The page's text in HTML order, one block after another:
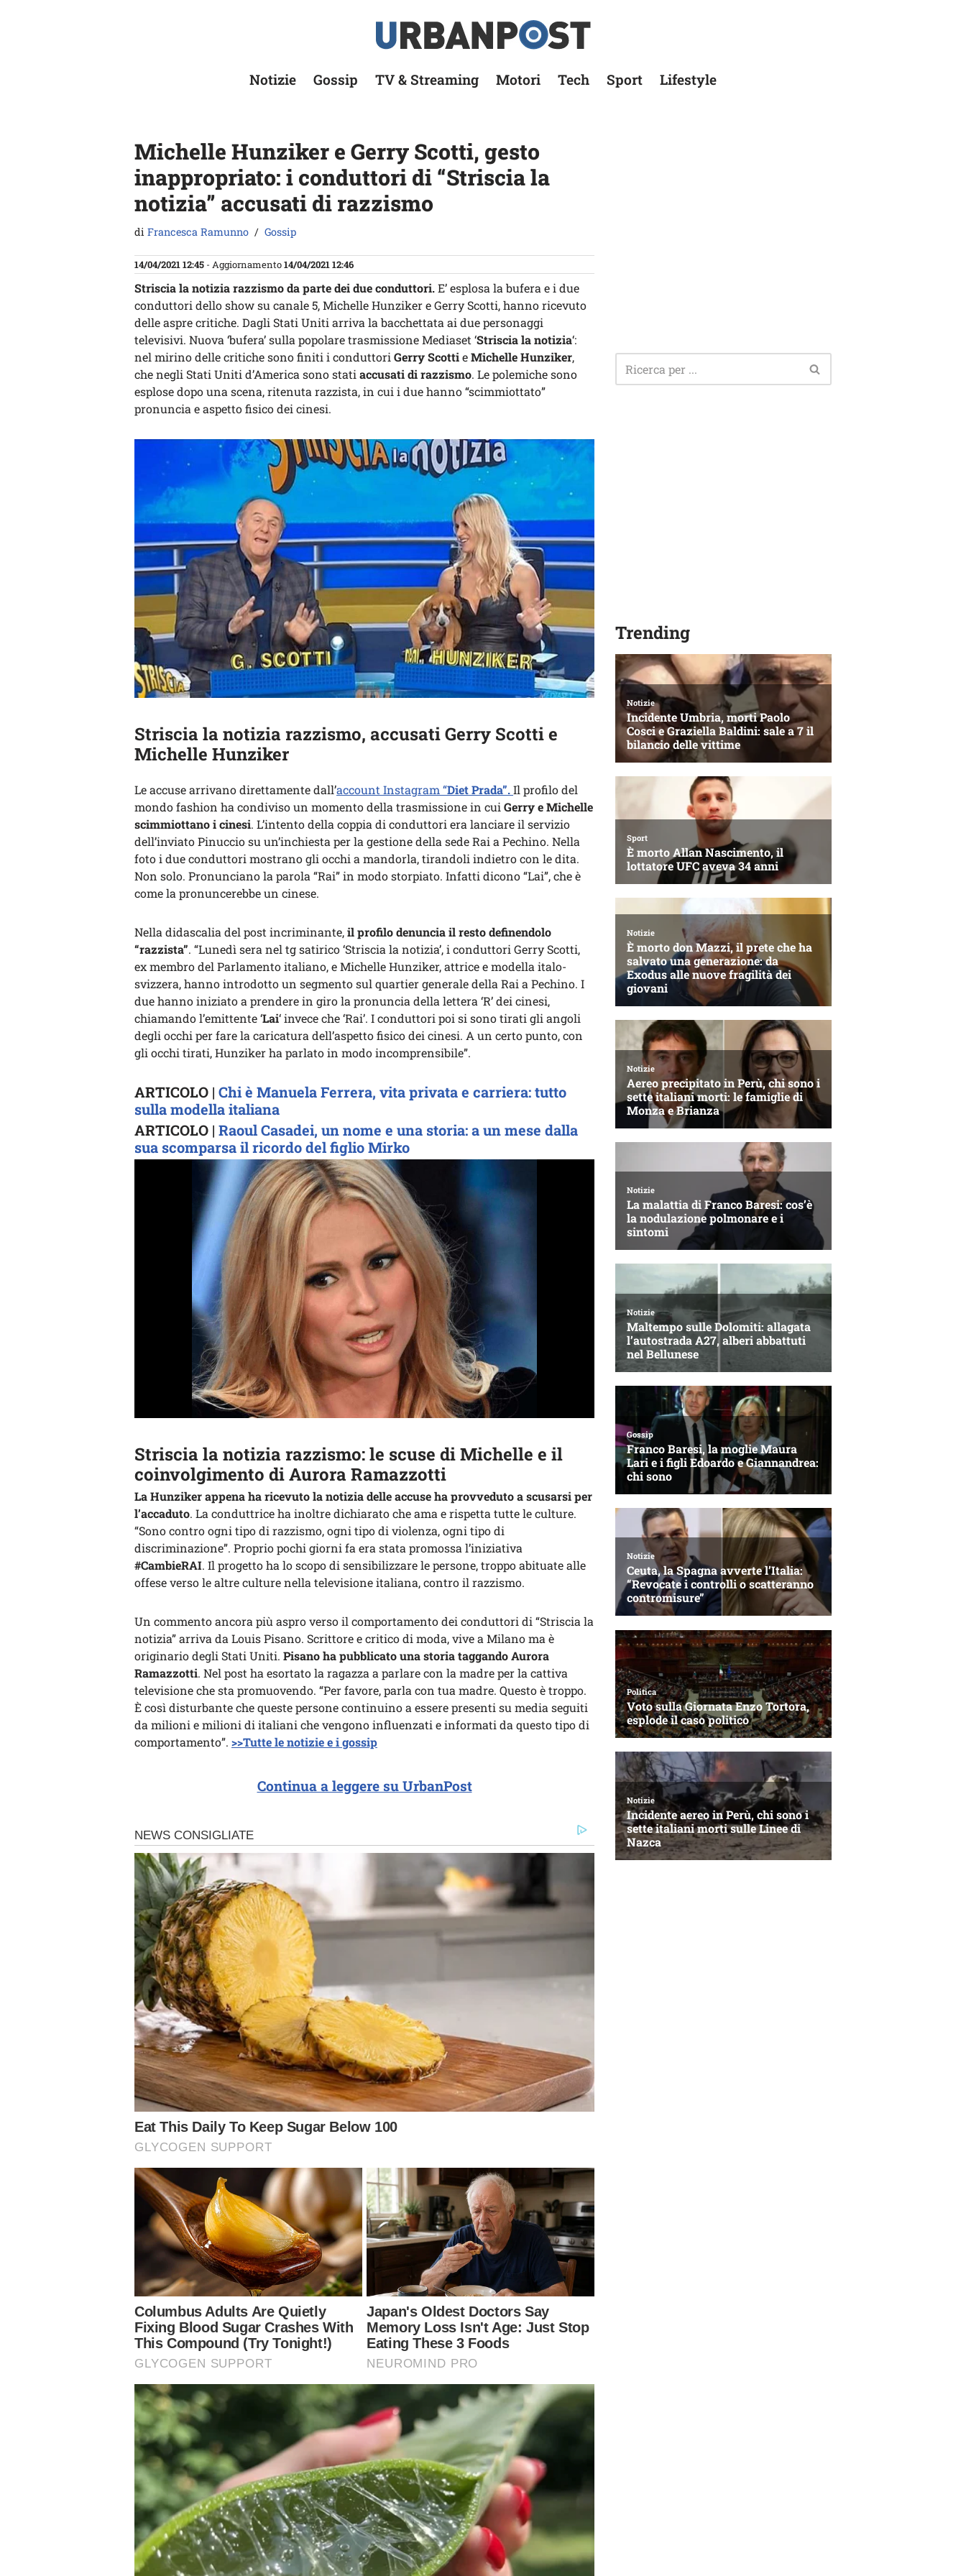
Notizie Gossip TV & Streaming Motori Tech Sport Lifestyle
Michelle Hunziker e Gerry Scotti, gesto
inappropriato: i conduttori di “Striscia la
notizia” accusati di razzismo
di Francesca Ramunno Gossip
14/04/2021 12:45 - Aggiornamento14/04/2021 12:46
Striscia la notizia razzismo da parte dei due conduttori.E’ esplosa la bufera e i due
conduttori dello show su canale 5, Michelle Hunziker e Gerry Scotti, hanno ricevuto
delle aspre critiche. Dagli Stati Uniti arriva la bacchettata ai due personaggi
televisivi. Nuova ‘bufera’ sulla popolare trasmissione Mediaset ‘Striscia la notizia‘:
nel mirino delle critiche sono finiti i conduttori Gerry ScottieMichelle Hunziker,
che negli Stati Uniti d’America sono stati accusati di razzismo. Le polemiche sono
esplose dopo una scena, ritenuta razzista, in cui i due hanno “scimmiottato”
pronuncia e aspetto fisico dei cinesi.
Striscia la notizia razzismo, accusati Gerry Scotti e
Michelle Hunziker
Le accuse arrivano direttamente dall’account Instagram “Diet Prada”.Il profilo del
mondo fashion ha condiviso un momento della trasmissione in cui Gerry e Michelle
scimmiottano i cinesi. L’intento della coppia di conduttori era lanciare il servizio
dell’inviato Pinuccio su un’inchiesta per la gestione della sede Rai a Pechino. Nella
foto i due conduttori mostrano gli occhi a mandorla, tirandoli indietro con le dita.
Non solo. Pronunciano la parola “Rai” in modo storpiato. Infatti dicono “Lai”, che è
come la pronuncerebbe un cinese.
Nella didascalia del post incriminante,il profilo denuncia il resto definendolo
“razzista”. “Lunedì sera nel tg satirico ‘Striscia la notizia’, i conduttori Gerry Scotti,
ex membro del Parlamento italiano, e Michelle Hunziker, attrice e modella italo-
svizzera, hanno introdotto un segmento sul quartier generale della Rai a Pechino. I
due hanno iniziato a prendere in giro la pronuncia della lettera ‘R’ dei cinesi,
chiamando l’emittente ‘Lai‘ invece che ‘Rai’. I conduttori poi si sono tirati gli angoli
degli occhi per fare la caricatura dell’aspetto fisico dei cinesi. A un certo punto, con
gli occhi tirati, Hunziker ha parlato in modo incomprensibile”.
ARTICOLO | Chi è Manuela Ferrera, vita privata e carriera: tutto
sulla modella italiana
ARTICOLO | Raoul Casadei, un nome e una storia: a un mese dalla
sua scomparsa il ricordo del figlio Mirko
Striscia la notizia razzismo: le scuse di Michelle e il
coinvolgimento di Aurora Ramazzotti
La Hunziker appena ha ricevuto la notizia delle accuse ha provveduto a scusarsi per
l’accaduto. La conduttrice ha inoltre dichiarato che ama e rispetta tutte le culture.
“Sono contro ogni tipo di razzismo, ogni tipo di violenza, ogni tipo di
discriminazione”. Proprio pochi giorni fa era stata promossa l’iniziativa
#CambieRAI. Il progetto ha lo scopo di sensibilizzare le persone, troppo abituate alle
offese verso le altre culture nella televisione italiana, contro il razzismo.
Un commento ancora più aspro verso il comportamento dei conduttori di “Striscia la
notizia” arriva da Louis Pisano. Scrittore e critico di moda, vive a Milano ma è
originario degli Stati Uniti. Pisano ha pubblicato una storia taggando Aurora
Ramazzotti. Nel post ha esortato la ragazza a parlare con la madre per la cattiva
televisione che sta promuovendo. “Per favore, parla con tua madre. Questo è troppo.
È così disturbante che queste persone continuino a essere presenti su media seguiti
da milioni e milioni di italiani che vengono influenzati e informati da questo tipo di
comportamento”. >>Tutte le notizie e i gossip
Continua a leggere su UrbanPost
Trending